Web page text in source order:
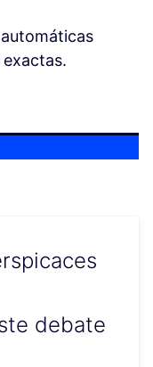
debate